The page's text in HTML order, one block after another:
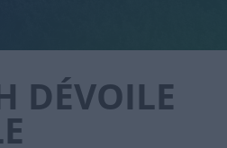
DÉVOILE